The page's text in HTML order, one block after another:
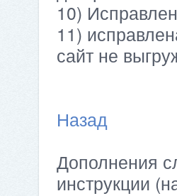
10)
11)
сайт не
Назад
Дополнения
инструкции